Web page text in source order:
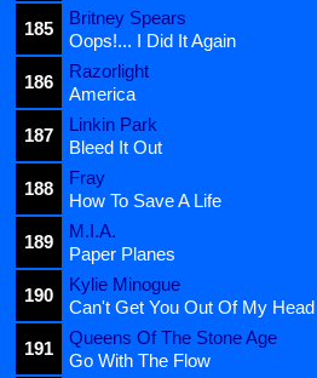
185
Britney Spears
Oops!... I Did It Again
186
Razorlight
America
187
Linkin Park
Bleed It Out
188
Fray
How To Save A Life
189
M.I.A.
Paper Planes
190
Kylie Minogue
Can't Get You Out Of My Head
191
Queens Of The Stone Age
Go With The Flow